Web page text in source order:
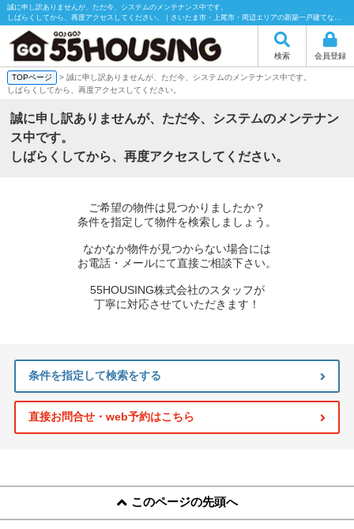
誠に申し訳ありませんが、ただ今、システムのメンテナンス中です。
しばらくしてから、再度アクセスしてください。｜さいたま市・上尾市・周辺エリアの新築一戸建てなら55HOUSING（55ハウジング）にお任せください！
検索 会員登録
TOPページ
> 誠に申し訳ありませんが、ただ今、システムのメンテナンス中です。
しばらくしてから、再度アクセスしてください。
誠に申し訳ありませんが、ただ今、システムのメンテナン
ス中です。
しばらくしてから、再度アクセスしてください。
ご希望の物件は見つかりましたか？
条件を指定して物件を検索しましょう。
なかなか物件が見つからない場合には
お電話・メールにて直接ご相談下さい。
55HOUSING株式会社のスタッフが
丁寧に対応させていただきます！
条件を指定して検索をする
直接お問合せ・web予約はこちら
このページの先頭へ